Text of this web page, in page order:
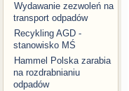
Wydawanie zezwoleń na
transport odpadów
Recykling AGD -
stanowisko MŚ
Hammel Polska zarabia
na rozdrabnianiu
odpadów